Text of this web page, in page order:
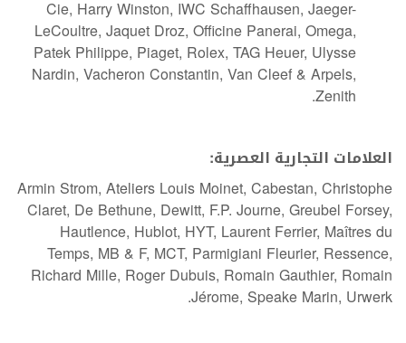
Cie, Harry Winston, IWC Schaffhausen, Jaeger-
LeCoultre, Jaquet Droz, Officine Panerai, Omega,
Patek Philippe, Piaget, Rolex, TAG Heuer, Ulysse
Nardin, Vacheron Constantin, Van Cleef & Arpels,
Zenith.
العلامات التجارية العصرية:
Armin Strom, Ateliers Louis Moinet, Cabestan, Christophe
Claret, De Bethune, Dewitt, F.P. Journe, Greubel Forsey,
Hautlence, Hublot, HYT, Laurent Ferrier, Maîtres du
Temps, MB & F, MCT, Parmigiani Fleurier, Ressence,
Richard Mille, Roger Dubuis, Romain Gauthier, Romain
Jérome, Speake Marin, Urwerk.